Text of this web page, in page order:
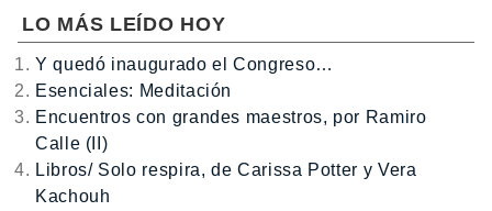
LO MÁS LEÍDO HOY
Y quedó inaugurado el Congreso…
Esenciales: Meditación
Encuentros con grandes maestros, por Ramiro
Calle (II)
Libros/ Solo respira, de Carissa Potter y Vera
Kachouh